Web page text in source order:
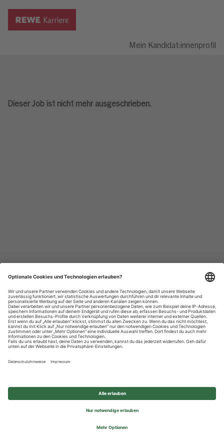
Mein Kandidat:innenprofil
Dieser Job ist nicht mehr ausgeschrieben.
Datenschutzhinweise
Impressum
Privatsphäre-Einstellungen
© 2026 REWE Group - All rights reserved